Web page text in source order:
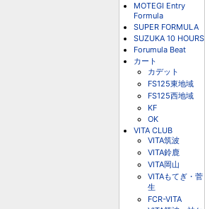
MOTEGI Entry
Formula
SUPER FORMULA
SUZUKA 10 HOURS
Forumula Beat
カート
カデット
FS125東地域
FS125西地域
KF
OK
VITA CLUB
VITA筑波
VITA鈴鹿
VITA岡山
VITAもてぎ・菅
生
FCR-VITA